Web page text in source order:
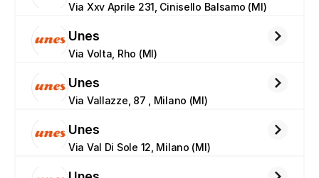
Via Xxv Aprile 231, Cinisello Balsamo (MI)
Unes
Via Volta, Rho (MI)
Unes
Via Vallazze, 87 , Milano (MI)
Unes
Via Val Di Sole 12, Milano (MI)